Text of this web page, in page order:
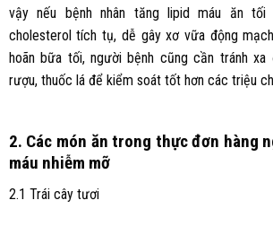
vậy nếu bệnh nhân tăng lipid máu ăn tối
cholesterol tích tụ, dễ gây xơ vữa động
hoãn bữa tối, người bệnh cũng cần tránh xa
rượu, thuốc lá để kiểm soát tốt hơn các triệu
2. Các món ăn trong thực đơn hàng
máu nhiễm mỡ
2.1 Trái cây tươi